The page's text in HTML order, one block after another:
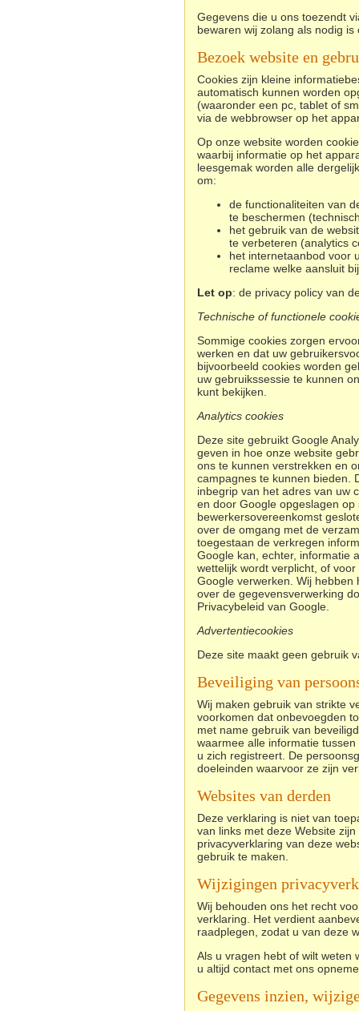
Gegevens die u ons toezendt
bewaren wij zolang als nodig
Bezoek website en
Cookies zijn kleine
automatisch kunnen worden
(waaronder een pc, tablet of
via de webbrowser op het
Op onze website worden
waarbij informatie op het
leesgemak worden alle
om:
de functionaliteiten van
te beschermen
het gebruik van de
te verbeteren (analytics
het internetaanbod voor
reclame welke aansluit
Let op: de privacy policy van
Technische of functionele
Sommige cookies zorgen
werken en dat uw
bijvoorbeeld cookies worden
uw gebruikssessie te kunnen
kunt bekijken.
Analytics cookies
Deze site gebruikt Google
geven in hoe onze website
ons te kunnen verstrekken en
campagnes te kunnen bieden.
inbegrip van het adres van uw
en door Google opgeslagen
bewerkersovereenkomst
over de omgang met de
toegestaan de verkregen
Google kan, echter, informatie
wettelijk wordt verplicht, of
Google verwerken. Wij
over de gegevensverwerking
Privacybeleid van Google.
Advertentiecookies
Deze site maakt geen gebruik
Beveiliging van
Wij maken gebruik van strikte
voorkomen dat onbevoegden
met name gebruik van
waarmee alle informatie
u zich registreert. De
doeleinden waarvoor ze zijn
Websites van derden
Deze verklaring is niet van
van links met deze Website
privacyverklaring van deze
gebruik te maken.
Wijzigingen
Wij behouden ons het recht
verklaring. Het verdient
raadplegen, zodat u van deze
Als u vragen hebt of wilt weten
u altijd contact met ons
Gegevens inzien,